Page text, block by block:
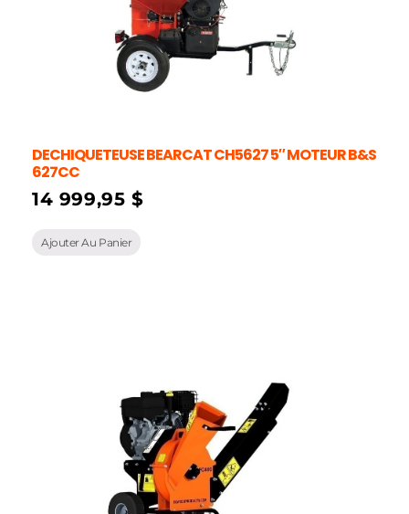
DECHIQUETEUSE BEARCAT CH5627 5″ MOTEUR B&S
627CC
14 999,95 $
Ajouter Au Panier